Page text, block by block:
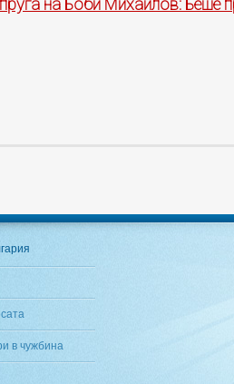
на Боби Михайлов: Беше
в чужбина